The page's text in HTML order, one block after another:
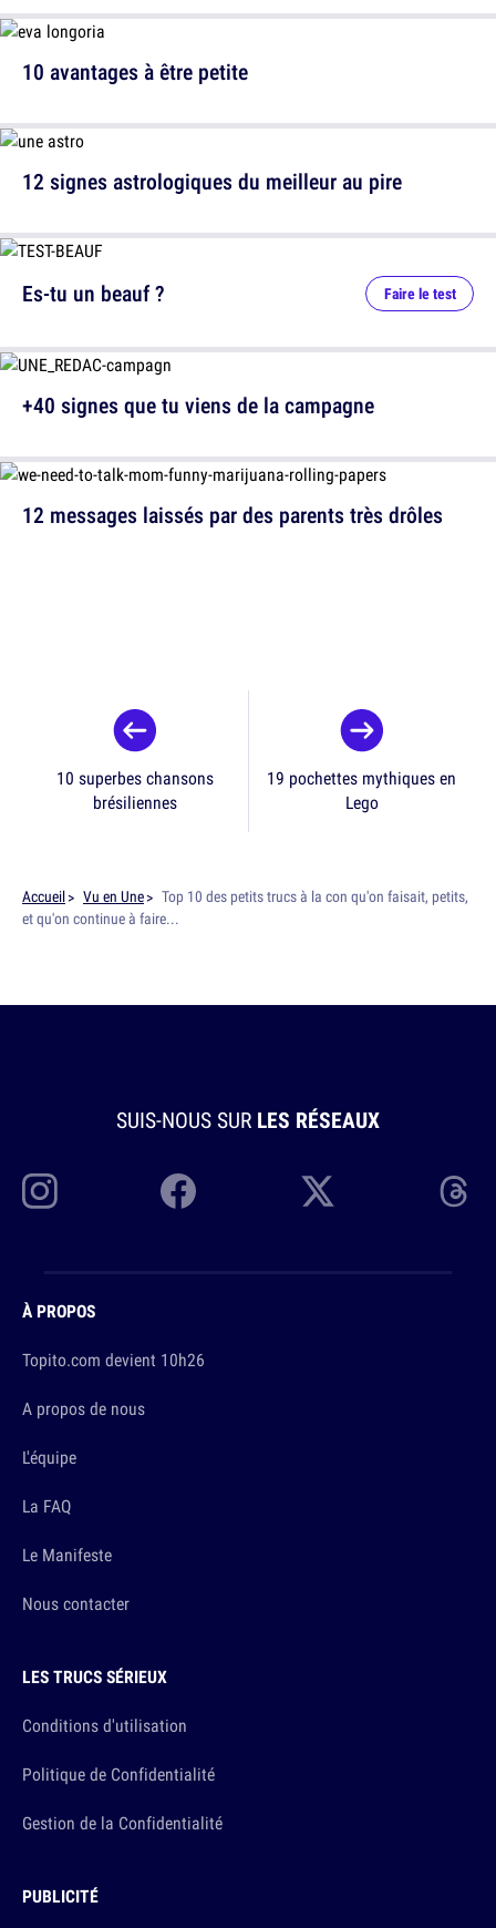
10 avantages à être petite
12 signes astrologiques du meilleur au pire
12 messages laissés par des parents très drôles
Es-tu un beauf ? Faire le test
+40 signes que tu viens de la campagne
10 superbes chansons
brésiliennes
19 pochettes mythiques en
Lego
Accueil Vu en Une
Top 10 des petits trucs à la con qu'on faisait, petits,
et qu'on continue à faire...
SUIS-NOUS SUR LES RÉSEAUX
À PROPOS
Topito.com devient 10h26
A propos de nous
L'équipe
La FAQ
Le Manifeste
Nous contacter
LES TRUCS SÉRIEUX
Conditions d'utilisation
Politique de Confidentialité
Gestion de la Confidentialité
PUBLICITÉ